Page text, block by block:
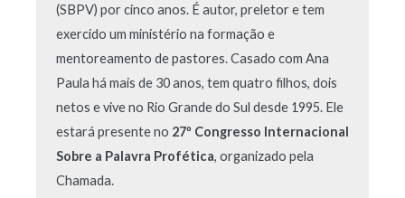
(SBPV) por cinco anos. É autor, preletor e tem
exercido um ministério na formação e
mentoreamento de pastores. Casado com Ana
Paula há mais de 30 anos, tem quatro filhos, dois
netos e vive no Rio Grande do Sul desde 1995. Ele
estará presente no 27º Congresso Internacional
Sobre a Palavra Profética, organizado pela
Chamada.